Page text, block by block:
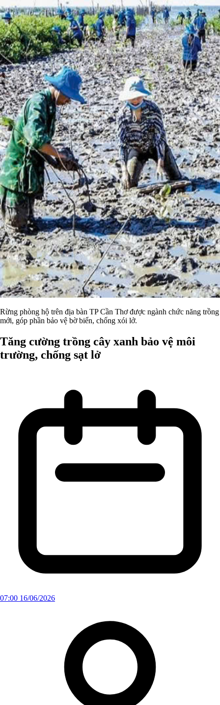
Rừng phòng hộ trên địa bàn TP Cần Thơ được ngành chức năng trồng
mới, góp phần bảo vệ bờ biển, chống xói lở.
Tăng cường trồng cây xanh bảo vệ môi
trường, chống sạt lở
07:00 16/06/2026